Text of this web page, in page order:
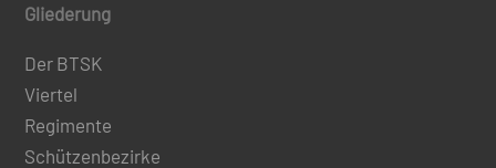
Gliederung
Der BTSK
Viertel
Regimente
Schützenbezirke